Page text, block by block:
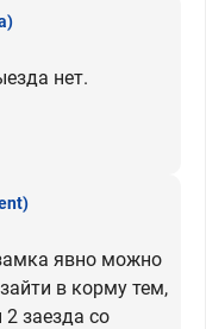
нет.
явно можно
в корму тем,
заезда со